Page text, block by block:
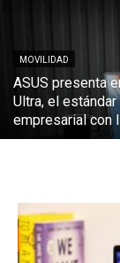
MOVILIDAD
ASUS presenta
Ultra, el
empresarial con